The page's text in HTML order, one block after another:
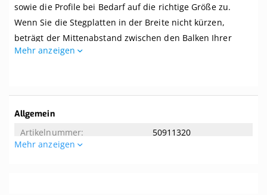
x
Tiefe
bis
4
m.
sowie die Profile bei Bedarf auf die richtige Größe zu.
Wenn Sie die Stegplatten in der Breite nicht kürzen,
beträgt der Mittenabstand zwischen den Balken Ihrer
Überdachung 1 m.
Dach wird ohne Unterkonstruktion geliefert. Der
empfohlene Dachversatz beträgt 8 Grad. Tipp! Die Breite
der mitgelieferten Aluminium-Oberprofile beträgt 65 mm.
Mehr anzeigen
Weitere
Informationen
Allgemein
50911320
Mehr anzeigen